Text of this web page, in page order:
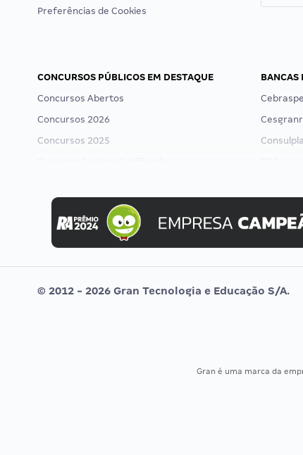
Preferências de Cookies
CONCURSOS PÚBLICOS EM DESTAQUE
Concursos Abertos
Concursos 2026
Concursos 2025
Concurso MPU
Editais publicados
BANCAS
Cebraspe
Selecon
Uniase
Vunesp
© 2012 - 2026 Gran Tecnologia e Educação S/A.
Gran é uma marca da